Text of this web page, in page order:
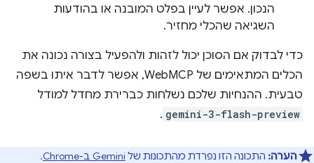
הנכון. אפשר לעיין בפלט המובנה או בהודעות
השגיאה שהכלי מחזיר.
כדי לבדוק אם הסוכן יכול לזהות ולהפעיל בצורה נכונה את
הכלים המתאימים של WebMCP, אפשר לדבר איתו בשפה
טבעית. ההנחיות שלכם נשלחות כברירת מחדל למודל
gemini-3-flash-preview
.
הערה: התכונה הזו נפרדת מהתכונות של Gemini ב-Chrome .